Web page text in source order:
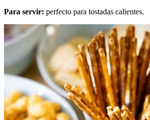
Para servir: perfecto para tostadas calientes.